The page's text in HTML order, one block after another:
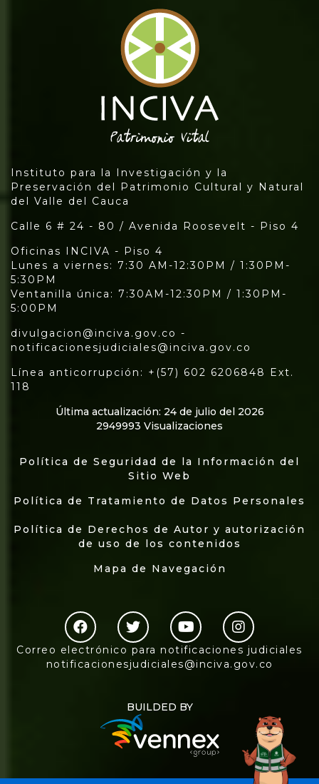
Instituto para la Investigación y la
Preservación del Patrimonio Cultural y Natural
del Valle del Cauca
Calle 6 # 24 - 80 / Avenida Roosevelt - Piso 4
Oficinas INCIVA - Piso 4
Lunes a viernes: 7:30 AM-12:30PM / 1:30PM-
5:30PM
Ventanilla única: 7:30AM-12:30PM / 1:30PM-
5:00PM
divulgacion@inciva.gov.co -
notificacionesjudiciales@inciva.gov.co
Línea anticorrupción: +(57) 602 6206848 Ext.
118
Última actualización: 24 de julio del 2026
2949993 Visualizaciones
Política de Seguridad de la Información del
Sitio Web
Política de Tratamiento de Datos Personales
Política de Derechos de Autor y autorización
de uso de los contenidos
Mapa de Navegación
Correo electrónico para notificaciones judiciales
notificacionesjudiciales@inciva.gov.co
BUILDED BY